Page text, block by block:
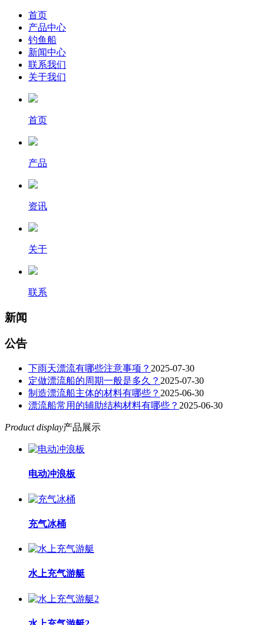
首页
产品中心
钓鱼船
新闻中心
联系我们
关于我们
首页
产品
资讯
关于
联系
新闻
公告
下雨天漂流有哪些注意事项？ 2025-07-30
定做漂流船的周期一般是多久？ 2025-07-30
制造漂流船主体的材料有哪些？ 2025-06-30
漂流船常用的辅助结构材料有哪些？ 2025-06-30
Product display产品展示
电动冲浪板
充气冰桶
水上充气游艇